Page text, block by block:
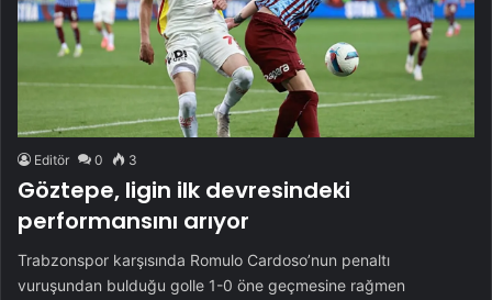
Editör 0 3
Göztepe, ligin ilk devresindeki
performansını arıyor
Trabzonspor karşısında Romulo Cardoso’nun penaltı
vuruşundan bulduğu golle 1-0 öne geçmesine rağmen